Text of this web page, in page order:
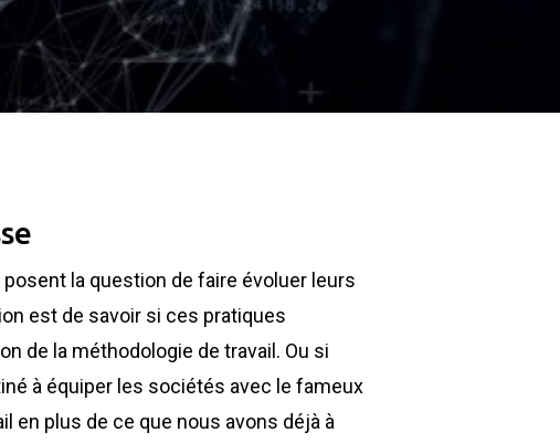
la question de faire évoluer leurs
est de savoir si ces pratiques
de la méthodologie de travail. Ou si
à équiper les sociétés avec le fameux
en plus de ce que nous avons déjà à